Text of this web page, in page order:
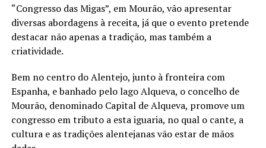
“Congresso das Migas”, em Mourão, vão apresentar
diversas abordagens à receita, já que o evento pretende
destacar não apenas a tradição, mas também a
criatividade.
Bem no centro do Alentejo, junto à fronteira com
Espanha, e banhado pelo lago Alqueva, o concelho de
Mourão, denominado Capital de Alqueva, promove um
congresso em tributo a esta iguaria, no qual o cante, a
cultura e as tradições alentejanas vão estar de mãos